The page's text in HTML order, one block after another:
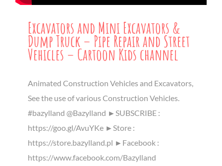
Excavators and Mini Excavators &
Dump Truck – Pipe Repair and Street
Vehicles – Cartoon Kids channel
Animated Construction Vehicles and Excavators,
See the use of various Construction Vehicles.
#bazylland @Bazylland ►SUBSCRIBE :
https://goo.gl/AvuYKe ►Store :
https://store.bazylland.pl ►Facebook :
https://www.facebook.com/Bazylland